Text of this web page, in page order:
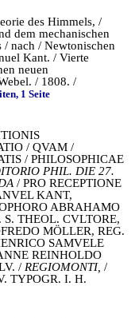
des Himmels, /
dem mechanischen
/ nach / Newtonischen
Kant. / Vierte
neuen
/ 1808. /
1 Seite
/ QVAM /
/ PHILOSOPHICAE
PHIL. DIE 27.
/ PRO RECEPTIONE
KANT,
ABRAHAMO
THEOL. CVLTORE,
MÖLLER, REG.
SAMVELE
REINHOLDO
/ REGIOMONTI, /
TYPOGR. I. H.